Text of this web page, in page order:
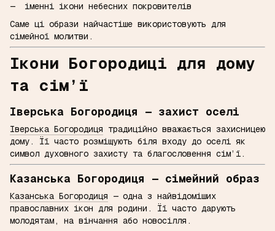
іменні ікони небесних покровителів
Саме ці образи найчастіше використовують для
сімейної молитви.
Ікони Богородиці для дому
та сім’ї
Іверська Богородиця — захист оселі
Іверська Богородиця традиційно вважається захисницею
дому. Її часто розміщують біля входу до оселі як
символ духовного захисту та благословення сім’ї.
Казанська Богородиця — сімейний образ
Казанська Богородиця — одна з найвідоміших
православних ікон для родини. Її часто дарують
молодятам, на вінчання або новосілля.